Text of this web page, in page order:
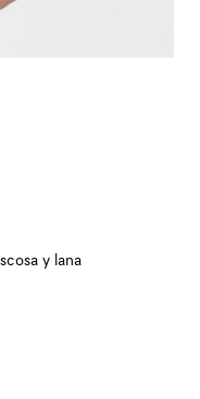
y lana